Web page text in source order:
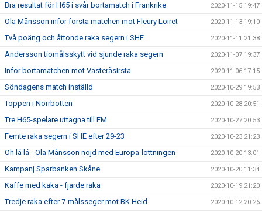
Bra resultat för H65 i svår bortamatch i Frankrike 2020-11-15 19:47
Ola Månsson inför första matchen mot Fleury Loiret 2020-11-13 19:10
Två poäng och åttonde raka segern i SHE 2020-11-11 21:38
Andersson tiomålsskytt vid sjunde raka segern 2020-11-07 19:37
Inför bortamatchen mot VästeråsIrsta 2020-11-06 17:15
Söndagens match inställd 2020-10-29 19:53
Toppen i Norrbotten 2020-10-28 20:51
Tre H65-spelare uttagna till EM 2020-10-27 20:53
Femte raka segern i SHE efter 29-23 2020-10-23 21:23
Oh lá lá - Ola Månsson nöjd med Europa-lottningen 2020-10-20 13:01
Kampanj Sparbanken Skåne 2020-10-20 11:34
Kaffe med kaka - fjärde raka 2020-10-19 21:20
Tredje raka efter 7-målsseger mot BK Heid 2020-10-12 20:26